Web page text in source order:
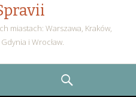
miastach: Warszawa, Kraków,
i Wrocław.